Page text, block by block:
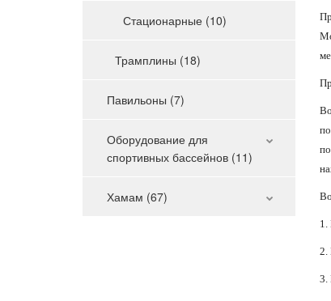
Стационарные (10)
Трамплины (18)
Павильоны (7)
Оборудование для
спортивных бассейнов (11)
Хамам (67)
1.
2.
3.